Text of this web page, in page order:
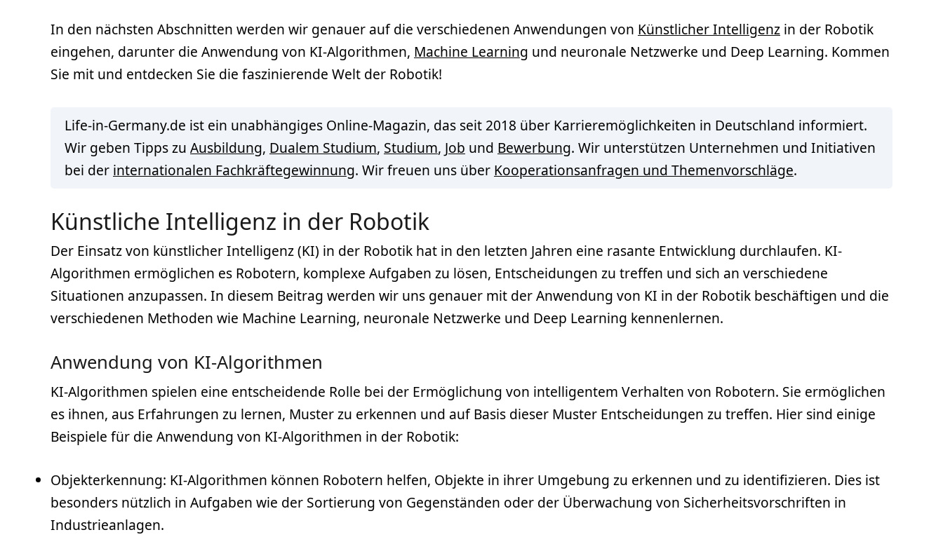
In den nächsten Abschnitten werden wir genauer auf die verschiedenen Anwendungen von Künstlicher Intelligenz in der Robotik
eingehen, darunter die Anwendung von KI-Algorithmen, Machine Learning und neuronale Netzwerke und Deep Learning. Kommen
Sie mit und entdecken Sie die faszinierende Welt der Robotik!
Life-in-Germany.de ist ein unabhängiges Online-Magazin, das seit 2018 über Karrieremöglichkeiten in Deutschland informiert.
Wir geben Tipps zu Ausbildung, Dualem Studium, Studium, Job und Bewerbung. Wir unterstützen Unternehmen und Initiativen
bei der internationalen Fachkräftegewinnung. Wir freuen uns über Kooperationsanfragen und Themenvorschläge.
Künstliche Intelligenz in der Robotik
Der Einsatz von künstlicher Intelligenz (KI) in der Robotik hat in den letzten Jahren eine rasante Entwicklung durchlaufen. KI-
Algorithmen ermöglichen es Robotern, komplexe Aufgaben zu lösen, Entscheidungen zu treffen und sich an verschiedene
Situationen anzupassen. In diesem Beitrag werden wir uns genauer mit der Anwendung von KI in der Robotik beschäftigen und die
verschiedenen Methoden wie Machine Learning, neuronale Netzwerke und Deep Learning kennenlernen.
Anwendung von KI-Algorithmen
KI-Algorithmen spielen eine entscheidende Rolle bei der Ermöglichung von intelligentem Verhalten von Robotern. Sie ermöglichen
es ihnen, aus Erfahrungen zu lernen, Muster zu erkennen und auf Basis dieser Muster Entscheidungen zu treffen. Hier sind einige
Beispiele für die Anwendung von KI-Algorithmen in der Robotik:
Objekterkennung: KI-Algorithmen können Robotern helfen, Objekte in ihrer Umgebung zu erkennen und zu identifizieren. Dies ist
besonders nützlich in Aufgaben wie der Sortierung von Gegenständen oder der Überwachung von Sicherheitsvorschriften in
Industrieanlagen.